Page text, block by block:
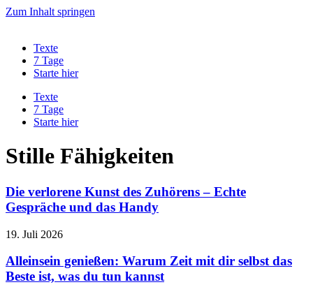
Zum Inhalt springen
Texte
7 Tage
Starte hier
Texte
7 Tage
Starte hier
Stille Fähigkeiten
Die verlorene Kunst des Zuhörens – Echte
Gespräche und das Handy
19. Juli 2026
Alleinsein genießen: Warum Zeit mit dir selbst das
Beste ist, was du tun kannst